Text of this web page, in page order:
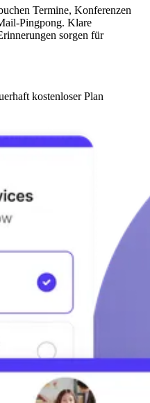
Termine, Konferenzen
Pingpong. Klare
sorgen für
kostenloser Plan